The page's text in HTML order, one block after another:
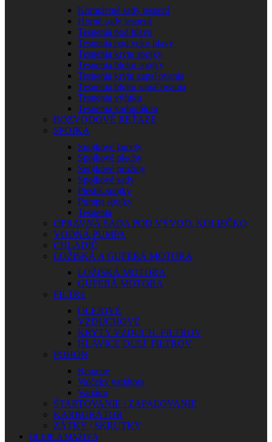
Kompletné sady tesnení
Horné sady tesnení
Tesnenia pod hlavu
Tesnenia pod veko hlavy
Tesnenia krytu spojky
Tesnenia bloku spojky
Tesnenia krytu zapaľovania
Tesnenia bloku zapaľovania
Tesnenia výfuku
Tesnenia karburátora
ROZVODOVÉ REŤAZE
SPOJKA
Spojkové lamely
Spojkové plechy
Spojkové pružiny
Spojkové sady
Piestik spojky
Pumpa spojky
Tesnenia
OPRAVNÁ SADA POD VÝVOD. KOLIEČKO
VODNÁ PUMPA
CHLADIČ
LOŽISKÁ A GUFERÁ MOTORA
LOŽISKÁ MOTORA
GUFERÁ MOTORA
FILTRE
OLEJOVÉ
VZDUCHOVÉ
KRYTY VZDUCH. FILTROV
HLAVICE OLEJ. FILTROV
POHON
Remene
Valčeky variátora
Variátor
ŠTARTOVANIE / ZAPAĽOVANIE
KARBURÁTOR
ZÁTKY / SKRUTKY
OLEJE A MAZIVÁ